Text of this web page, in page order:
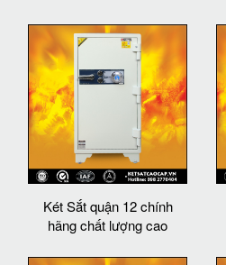
Két Sắt quận 12 chính
hãng chất lượng cao